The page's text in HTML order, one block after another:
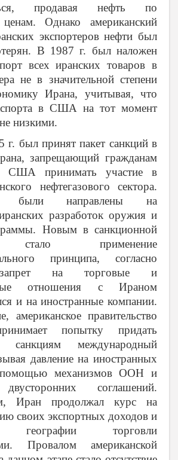
продавая нефть по
Однако американский
экспортеров нефти был
В 1987 г. был наложен
всех иранских товаров в
не в значительной степени
Ирана, учитывая, что
в США на тот момент
низкими.
принят пакет санкций в
запрещающий гражданам
США принимать участие в
нефтегазового сектора.
были направлены на
разработок оружия и
Новым в санкционной
стало применение
принципа, согласно
на торговые и
отношения с Ираном
и на иностранные компании.
американское правительство
попытку придать
санкциям международный
давление на иностранных
помощью механизмов ООН и
соглашений.
Иран продолжал курс на
своих экспортных доходов и
географии торговли
Провалом американской